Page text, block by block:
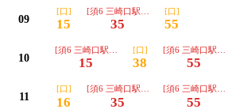
09
[口]
15
[須6 三崎口駅経由 三崎東岡]
35
[口]
55
10
[須6 三崎口駅経由 三崎東岡]
15
[口]
38
[須6 三崎口駅経由
55
11
[口]
16
[須6 三崎口駅経由 三崎東岡]
35
[須6 三崎口駅経由
55